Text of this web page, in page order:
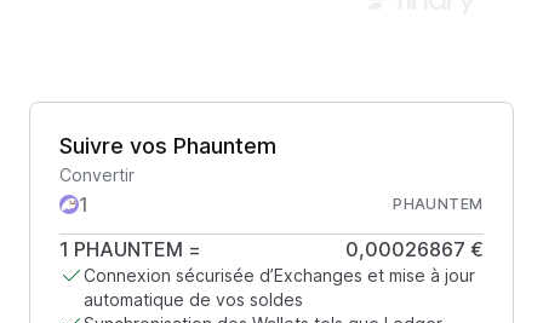
Suivre vos Phauntem
Convertir
PHAUNTEM
1 PHAUNTEM = 0,00026867 €
Connexion sécurisée d’Exchanges et mise à jour
automatique de vos soldes